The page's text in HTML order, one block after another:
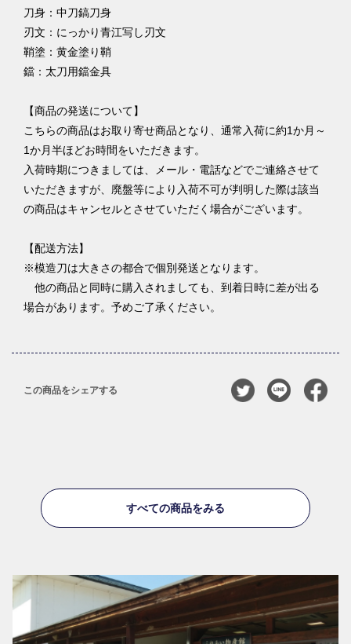
刀身：中刀鎬刀身
刃文：にっかり青江写し刃文
鞘塗：黄金塗り鞘
鐺：太刀用鐺金具
【商品の発送について】
こちらの商品はお取り寄せ商品となり、通常入荷に約1か月～
1か月半ほどお時間をいただきます。
入荷時期につきましては、メール・電話などでご連絡させて
いただきますが、廃盤等により入荷不可が判明した際は該当
の商品はキャンセルとさせていただく場合がございます。
【配送方法】
※模造刀は大きさの都合で個別発送となります。
他の商品と同時に購入されましても、到着日時に差が出る
場合があります。予めご了承ください。
この商品をシェアする
すべての商品をみる